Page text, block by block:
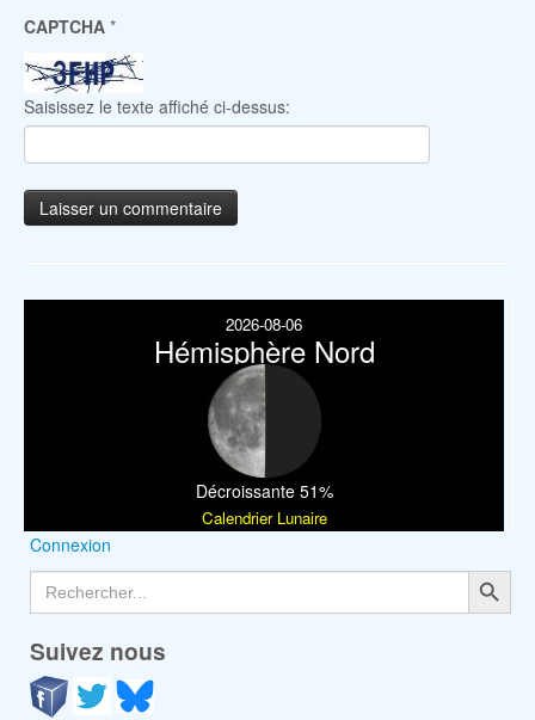
CAPTCHA *
Saisissez le texte affiché ci-dessus:
2026-08-06
Hémisphère Nord
Décroissante 51%
Calendrier Lunaire
Connexion
Search
for:
Search Button
Suivez nous